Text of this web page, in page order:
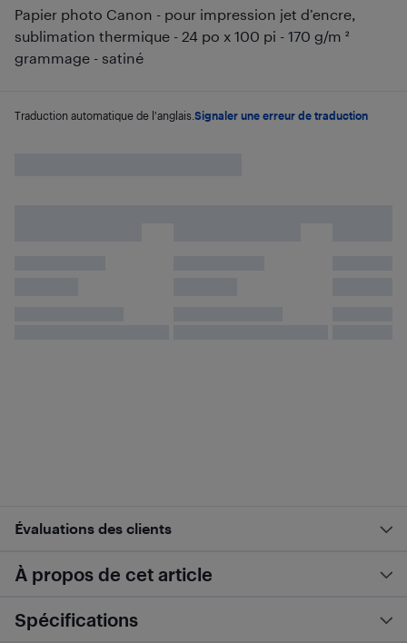
Papier photo Canon - pour impression jet d’encre,
sublimation thermique - 24 po x 100 pi - 170 g/m ²
grammage - satiné
Traduction automatique de l'anglais. Signaler une erreur de traduction
Évaluations des clients
À propos de cet article
Spécifications